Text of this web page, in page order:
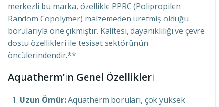
merkezli bu marka, özellikle PPRC (Polipropilen
Random Copolymer) malzemeden üretmiş olduğu
borularıyla öne çıkmıştır. Kalitesi, dayanıklılığı ve çevre
dostu özellikleri ile tesisat sektörünün
öncülerindendir.**
Aquatherm’in Genel Özellikleri
Uzun Ömür:Aquatherm boruları, çok yüksek